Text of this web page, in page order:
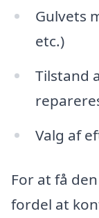
Gulvets
etc.)
Tilstand
Valg af
For at få
fordel at